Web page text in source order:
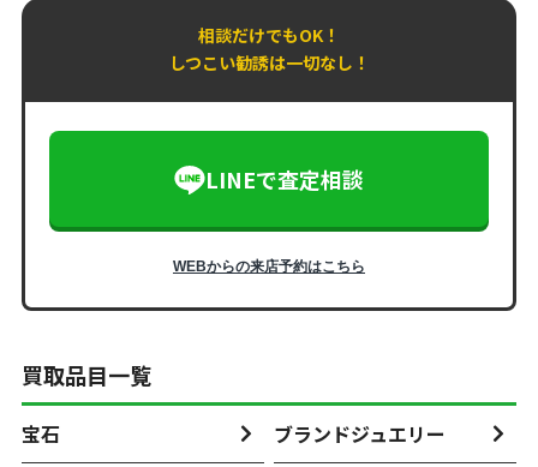
相談だけでもOK！
しつこい勧誘は一切なし！
LINEで査定相談
WEBからの来店予約はこちら
買取品目一覧
宝石
ブランドジュエリー